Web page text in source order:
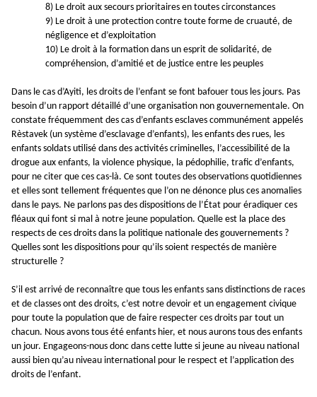
8) Le droit aux secours prioritaires en toutes circonstances
9) Le droit à une protection contre toute forme de cruauté, de
négligence et d’exploitation
10) Le droit à la formation dans un esprit de solidarité, de
compréhension, d’amitié et de justice entre les peuples
Dans le cas d’Ayiti, les droits de l’enfant se font bafouer tous les jours. Pas
besoin d’un rapport détaillé d’une organisation non gouvernementale. On
constate fréquemment des cas d’enfants esclaves communément appelés
Rèstavek (un système d’esclavage d’enfants), les enfants des rues, les
enfants soldats utilisé dans des activités criminelles, l’accessibilité de la
drogue aux enfants, la violence physique, la pédophilie, trafic d’enfants,
pour ne citer que ces cas-là. Ce sont toutes des observations quotidiennes
et elles sont tellement fréquentes que l’on ne dénonce plus ces anomalies
dans le pays. Ne parlons pas des dispositions de l’État pour éradiquer ces
fléaux qui font si mal à notre jeune population. Quelle est la place des
respects de ces droits dans la politique nationale des gouvernements ?
Quelles sont les dispositions pour qu’ils soient respectés de manière
structurelle ?
S’il est arrivé de reconnaître que tous les enfants sans distinctions de races
et de classes ont des droits, c’est notre devoir et un engagement civique
pour toute la population que de faire respecter ces droits par tout un
chacun. Nous avons tous été enfants hier, et nous aurons tous des enfants
un jour. Engageons-nous donc dans cette lutte si jeune au niveau national
aussi bien qu’au niveau international pour le respect et l’application des
droits de l’enfant.